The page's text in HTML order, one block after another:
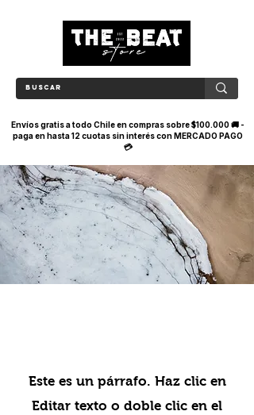
Envíos gratis a todo Chile en compras sobre $100.000 🚚 -
paga en hasta 12 cuotas sin interés con MERCADO PAGO
💳
Este es un párrafo. Haz clic en
Editar texto o doble clic en el